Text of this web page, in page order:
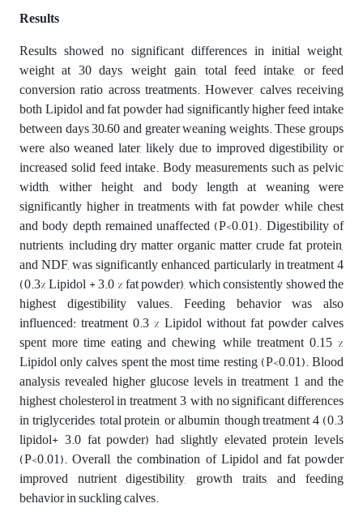
Results
Results showed no significant differences in initial weight,
weight at 30 days, weight gain, total feed intake, or feed
conversion ratio across treatments. However, calves receiving
both Lipidol and fat powder had significantly higher feed intake
between days 30–60 and greater weaning weights. These groups
were also weaned later, likely due to improved digestibility or
increased solid feed intake. Body measurements such as pelvic
width, wither height, and body length at weaning were
significantly higher in treatments with fat powder, while chest
and body depth remained unaffected (P<0.01). Digestibility of
nutrients, including dry matter, organic matter, crude fat, protein,
and NDF, was significantly enhanced, particularly in treatment 4
(0.3% Lipidol + 3.0 % fat powder), which consistently showed the
highest digestibility values. Feeding behavior was also
influenced: treatment 0.3 % Lipidol without fat powder calves
spent more time eating and chewing, while treatment 0.15 %
Lipidol only calves spent the most time resting (P<0.01). Blood
analysis revealed higher glucose levels in treatment 1 and the
highest cholesterol in treatment 3, with no significant differences
in triglycerides, total protein, or albumin, though treatment 4 (0.3
lipidol+ 3.0 fat powder) had slightly elevated protein levels
(P<0.01). Overall, the combination of Lipidol and fat powder
improved nutrient digestibility, growth traits, and feeding
behavior in suckling calves.